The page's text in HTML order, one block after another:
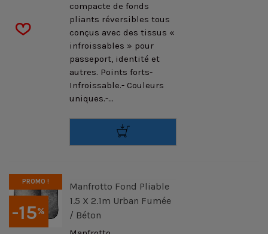
compacte de fonds
pliants réversibles tous
conçus avec des tissus «
infroissables » pour
passeport, identité et
autres. Points forts-
Infroissable.- Couleurs
uniques.-...
-15%
PROMO !
Manfrotto Fond Pliable
1.5 X 2.1m Urban Fumée
/ Béton